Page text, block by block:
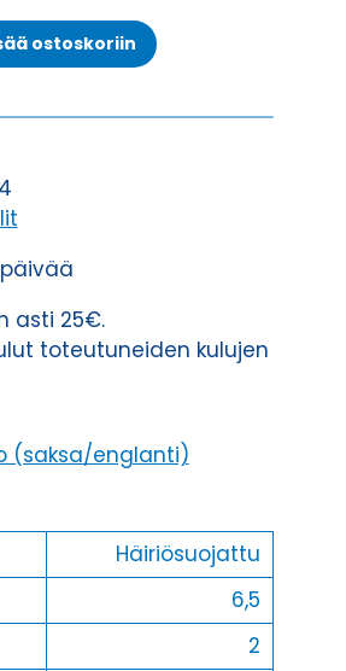
ostoskoriin
asti 25€.
toteutuneiden kulujen
(saksa/englanti)
Häiriösuojattu
6,5
2